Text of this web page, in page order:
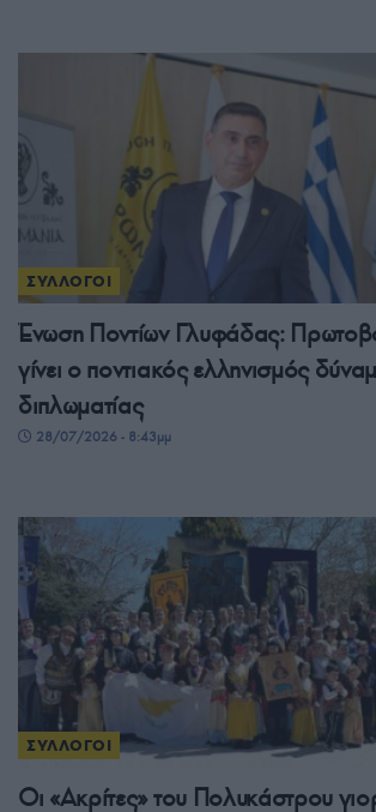
ΣΥΛΛΟΓΟΙ
Ένωση Ποντίων Γλυφάδας:
γίνει ο ποντιακός ελληνισμός
διπλωματίας
28/07/2026 - 8:43μμ
ΣΥΛΛΟΓΟΙ
Οι «Ακρίτες» του Πολυκάστρου